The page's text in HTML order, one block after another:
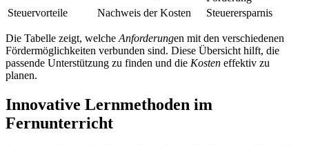
Steuervorteile
Nachweis der Kosten Steuerersparnis
Die Tabelle zeigt, welche Anforderungen mit den verschiedenen
Fördermöglichkeiten verbunden sind. Diese Übersicht hilft, die
passende Unterstützung zu finden und die Kosten effektiv zu
planen.
Innovative Lernmethoden im
Fernunterricht